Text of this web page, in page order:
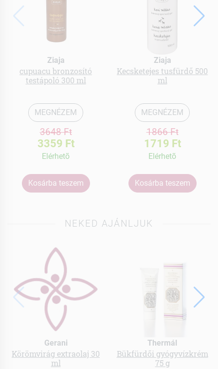
Ziaja
cupuacu bronzosító
testápoló 300 ml
MEGNÉZEM
3648 Ft
3359 Ft
Elérhetõ
Kosárba teszem
Ziaja
Kecsketejes tusfürdő 500
ml
MEGNÉZEM
1866 Ft
1719 Ft
Elérhetõ
Kosárba teszem
NEKED AJÁNLJUK
Gerani
Körömvirág extraolaj 30
ml
Thermál
Bükfürdői gyógyvízkrém
75 g